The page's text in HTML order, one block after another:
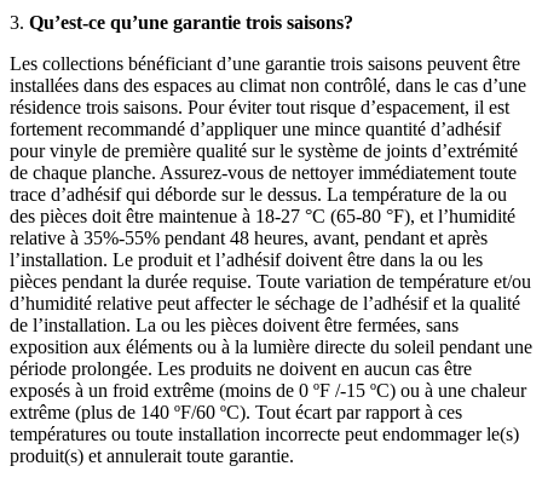
3. Qu’est-ce qu’une garantie trois saisons?
Les collections bénéficiant d’une garantie trois saisons peuvent être
installées dans des espaces au climat non contrôlé, dans le cas d’une
résidence trois saisons. Pour éviter tout risque d’espacement, il est
fortement recommandé d’appliquer une mince quantité d’adhésif
pour vinyle de première qualité sur le système de joints d’extrémité
de chaque planche. Assurez-vous de nettoyer immédiatement toute
trace d’adhésif qui déborde sur le dessus. La température de la ou
des pièces doit être maintenue à 18-27 °C (65-80 °F), et l’humidité
relative à 35%-55% pendant 48 heures, avant, pendant et après
l’installation. Le produit et l’adhésif doivent être dans la ou les
pièces pendant la durée requise. Toute variation de température et/ou
d’humidité relative peut affecter le séchage de l’adhésif et la qualité
de l’installation. La ou les pièces doivent être fermées, sans
exposition aux éléments ou à la lumière directe du soleil pendant une
période prolongée. Les produits ne doivent en aucun cas être
exposés à un froid extrême (moins de 0 ºF /-15 ºC) ou à une chaleur
extrême (plus de 140 ºF/60 ºC). Tout écart par rapport à ces
températures ou toute installation incorrecte peut endommager le(s)
produit(s) et annulerait toute garantie.